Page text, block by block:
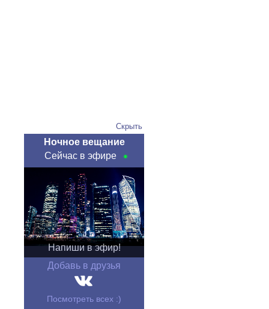
Скрыть
Ночное вещание
Сейчас в эфире
Напиши в эфир!
Добавь в друзья
Посмотреть всех :)